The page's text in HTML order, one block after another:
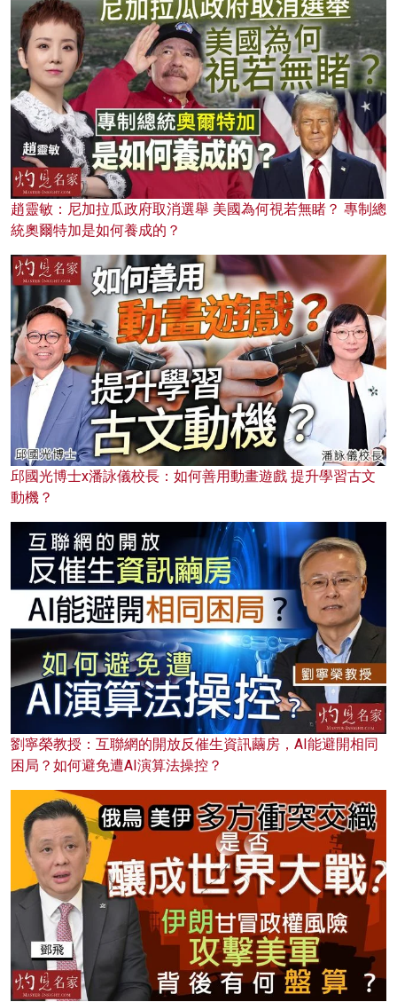
趙靈敏：尼加拉瓜政府取消選舉 美國為何視若無睹？ 專制總
統奧爾特加是如何養成的？
邱國光博士x潘詠儀校長：如何善用動畫遊戲 提升學習古文
動機？
劉寧榮教授：互聯網的開放反催生資訊繭房，AI能避開相同
困局？如何避免遭AI演算法操控？